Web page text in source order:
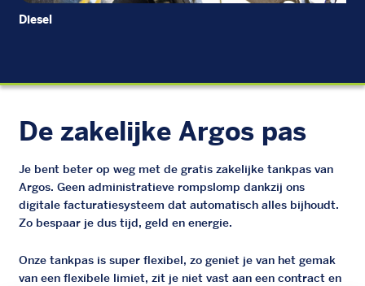
Diesel
De zakelijke Argos pas
Je bent beter op weg met de gratis zakelijke tankpas van
Argos. Geen administratieve rompslomp dankzij ons
digitale facturatiesysteem dat automatisch alles bijhoudt.
Zo bespaar je dus tijd, geld en energie.
Onze tankpas is super flexibel, zo geniet je van het gemak
van een flexibele limiet, zit je niet vast aan een contract en